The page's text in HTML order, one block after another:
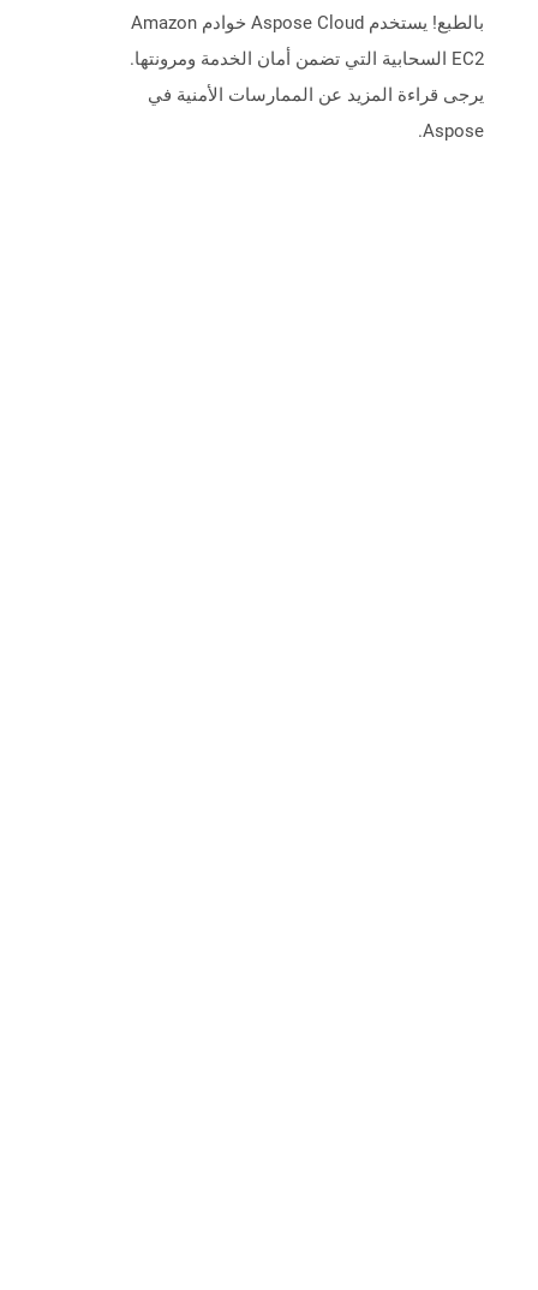
بالطبع! يستخدم Aspose Cloud خوادم Amazon
EC2 السحابية التي تضمن أمان الخدمة ومرونتها.
يرجى قراءة المزيد عن الممارسات الأمنية في
Aspose.